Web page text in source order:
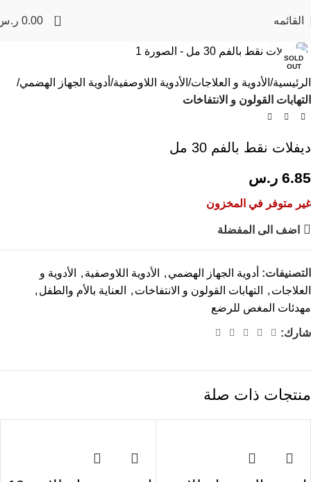
القائمه 0
0.00
SOLD
OUT
الرئيسية الأدوية و العلاجات الأدوية اللاوصفية أدوية الجهاز الهضمي
التهابات القولون و الانتفاخات
ديفلات نقط بالفم 30 مل
6.85 ر.س
غير متوفر في المخزون
اضف الى المفضلة
التصنيفات: أدوية الجهاز الهضمي , الأدوية اللاوصفية ,
الأدوية و
العلاجات , التهابات القولون و الانتفاخات , العناية بالأم والطفل ,
مهدئات المغص للرضع
شارك:
منتجات ذات صلة